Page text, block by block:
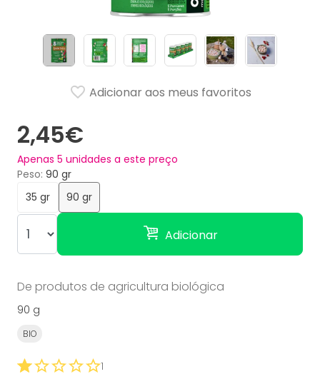
2,45€
Apenas 5 unidades a este preço
Peso
90 gr
35 gr
90 gr
Adicionar
Adicionar aos meus favoritos
De produtos de agricultura biológica
90 g
BIO
1